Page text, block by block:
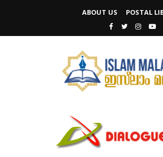
ABOUT US POSTAL